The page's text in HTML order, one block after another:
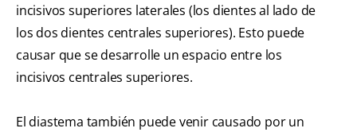
incisivos superiores laterales (los dientes al lado de
los dos dientes centrales superiores). Esto puede
causar que se desarrolle un espacio entre los
incisivos centrales superiores.
El diastema también puede venir causado por un